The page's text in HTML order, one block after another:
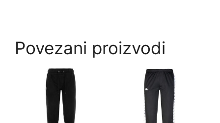
Povezani proizvodi